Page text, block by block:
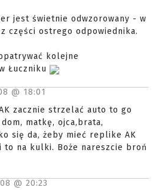
jest świetnie odwzorowany - w
części ostrego odpowiednika.
kolejne
Łuczniku
@ 18:01
zacznie strzelać auto to go
matkę, ojca,brata,
się da, żeby mieć replike AK
to na kulki. Boże nareszcie broń
@ 20:23